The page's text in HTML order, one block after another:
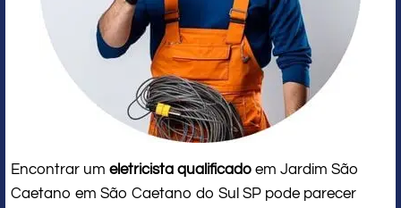
Encontrar um eletricista qualificado em Jardim São
Caetano em São Caetano do Sul SP pode parecer